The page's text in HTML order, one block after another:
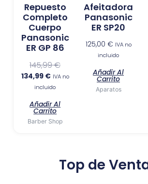
Repuesto
Completo
Cuerpo
Panasonic
ER GP 86
145,99€
134,99 € IVA no
incluido
Añadir Al
Carrito
Barber Shop
Afeitadora
Panasonic
ER SP20
125,00 € IVA no
incluido
Añadir Al
Carrito
Aparatos
Top de